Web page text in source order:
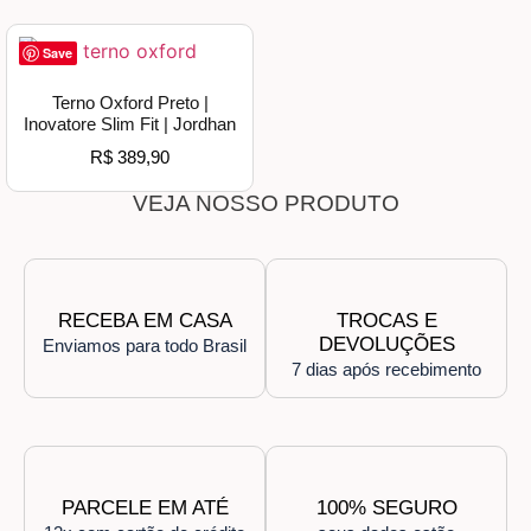
Save
Terno Oxford Preto |
Inovatore Slim Fit | Jordhan
R$ 389,90
VEJA NOSSO PRODUTO
RECEBA EM CASA
Enviamos para todo Brasil
TROCAS E
DEVOLUÇÕES
7 dias após recebimento
PARCELE EM ATÉ 100% SEGURO